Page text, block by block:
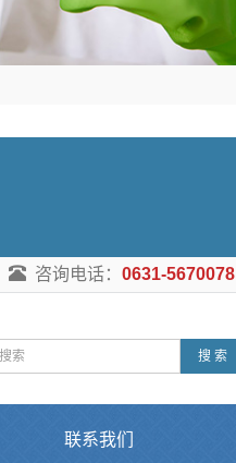
咨询电话： 0631-5670078
搜 索
联系我们